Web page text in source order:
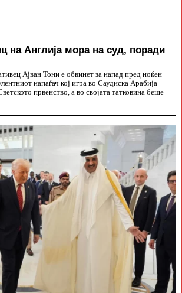
на Англија мора на суд, поради
Ајван Тони е обвинет за напад пред ноќен
напаѓач кој игра во Саудиска Арабија
првенство, а во својата татковина беше